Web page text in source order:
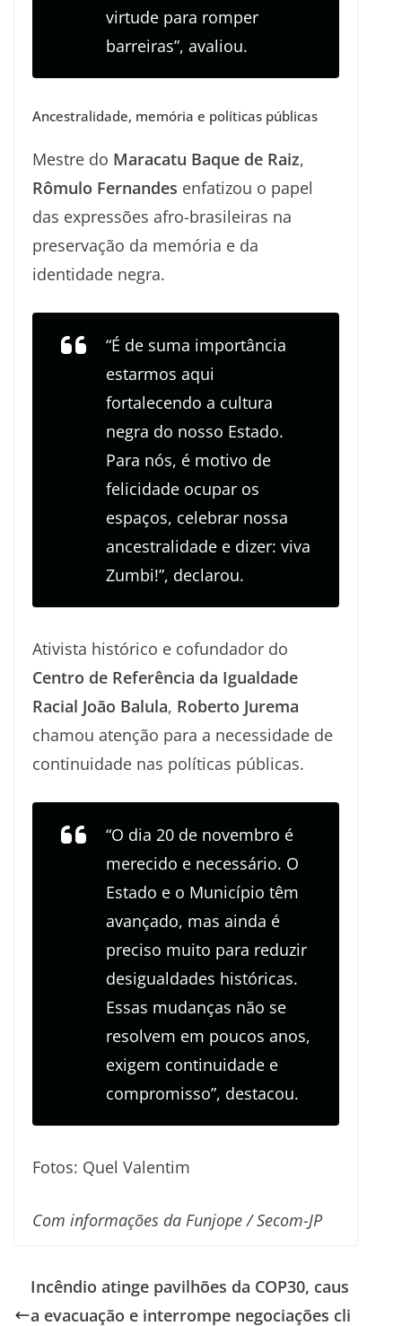
virtude para romper
barreiras”, avaliou.
Ancestralidade, memória e políticas públicas
Mestre do Maracatu Baque de Raiz,
Rômulo Fernandes enfatizou o papel
das expressões afro-brasileiras na
preservação da memória e da
identidade negra.
“É de suma importância
estarmos aqui
fortalecendo a cultura
negra do nosso Estado.
Para nós, é motivo de
felicidade ocupar os
espaços, celebrar nossa
ancestralidade e dizer: viva
Zumbi!”, declarou.
Ativista histórico e cofundador do
Centro de Referência da Igualdade
Racial João Balula, Roberto Jurema
chamou atenção para a necessidade de
continuidade nas políticas públicas.
“O dia 20 de novembro é
merecido e necessário. O
Estado e o Município têm
avançado, mas ainda é
preciso muito para reduzir
desigualdades históricas.
Essas mudanças não se
resolvem em poucos anos,
exigem continuidade e
compromisso”, destacou.
Fotos: Quel Valentim
Com informações da Funjope / Secom-JP
Incêndio atinge pavilhões da COP30, caus
a evacuação e interrompe negociações cli